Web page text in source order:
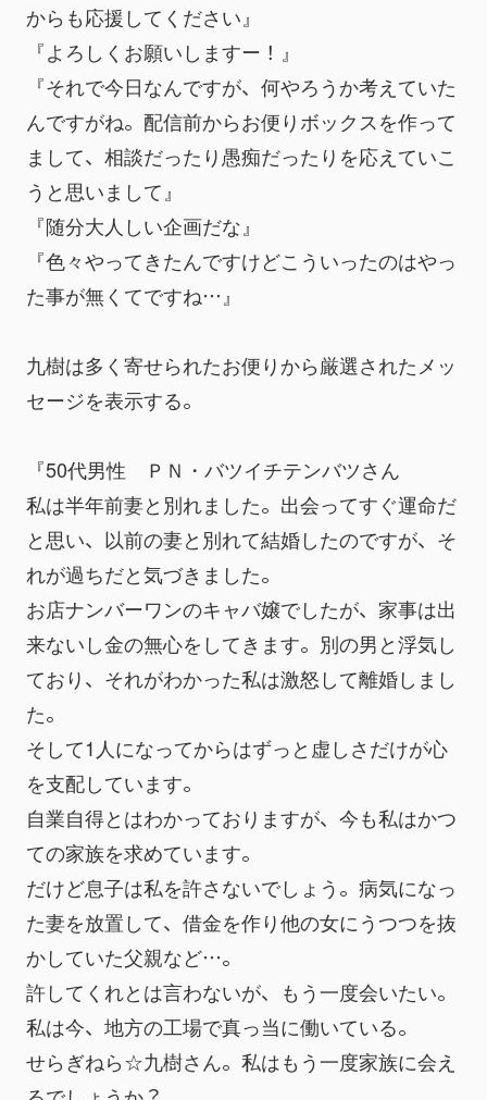
からも応援してください』
『よろしくお願いしますー！』
『それで今日なんですが、何やろうか考えていた
んですがね。配信前からお便りボックスを作って
まして、相談だったり愚痴だったりを応えていこ
うと思いまして』
『随分大人しい企画だな』
『色々やってきたんですけどこういったのはやっ
た事が無くてですね…』
九樹は多く寄せられたお便りから厳選されたメッ
セージを表示する。
『50代男性　ＰＮ・バツイチテンバツさん
私は半年前妻と別れました。出会ってすぐ運命だ
と思い、以前の妻と別れて結婚したのですが、そ
れが過ちだと気づきました。
お店ナンバーワンのキャバ嬢でしたが、家事は出
来ないし金の無心をしてきます。別の男と浮気し
ており、それがわかった私は激怒して離婚しまし
た。
そして1人になってからはずっと虚しさだけが心
を支配しています。
自業自得とはわかっておりますが、今も私はかつ
ての家族を求めています。
だけど息子は私を許さないでしょう。病気になっ
た妻を放置して、借金を作り他の女にうつつを抜
かしていた父親など…。
許してくれとは言わないが、もう一度会いたい。
私は今、地方の工場で真っ当に働いている。
せらぎねら☆九樹さん。私はもう一度家族に会え